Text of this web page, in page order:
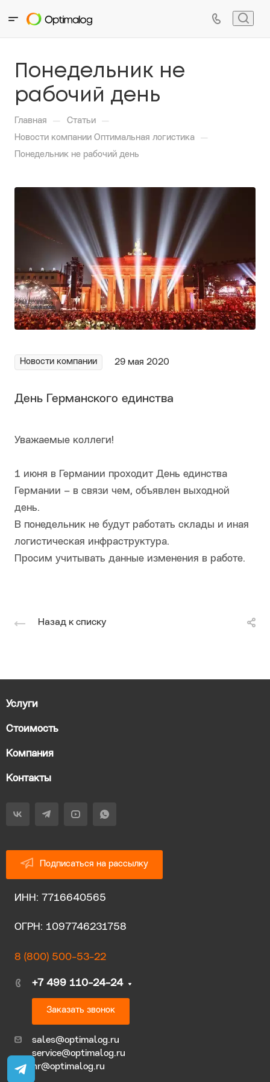
Понедельник не
рабочий день
Главная — Статьи —
Новости компании Оптимальная логистика —
Понедельник не рабочий день
Новости компании 29 мая 2020
День Германского единства
Уважаемые коллеги!
1 июня в Германии проходит День единства
Германии – в связи чем, объявлен выходной
день.
В понедельник не будут работать склады и иная
логистическая инфраструктура.
Просим учитывать данные изменения в работе.
Назад к списку
Услуги
Стоимость
Компания
Контакты
Подписаться на рассылку
ИНН: 7716640565
ОГРН: 1097746231758
8 (800) 500-53-22
+7 499 110-24-24
Заказать звонок
sales@optimalog.ru
service@optimalog.ru
hr@optimalog.ru